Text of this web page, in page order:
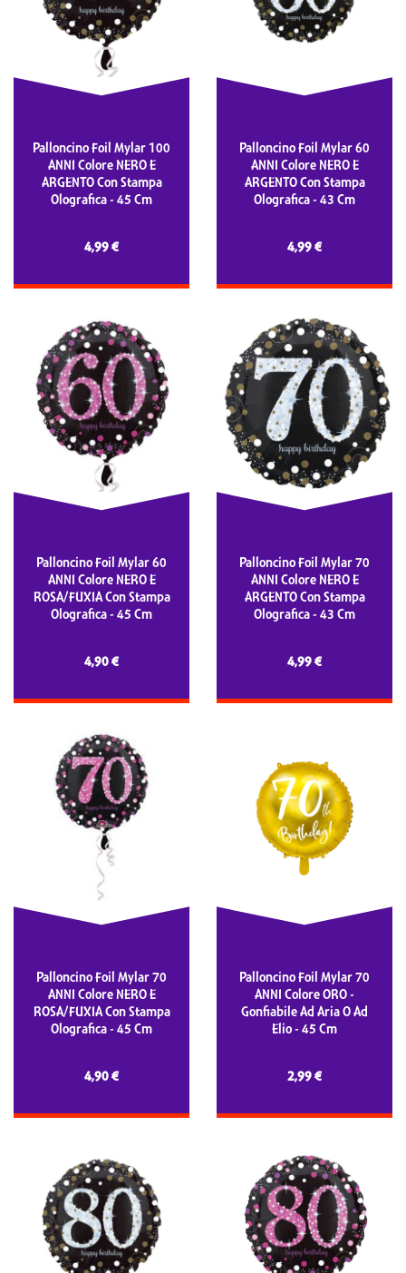
Palloncino Foil Mylar 100
ANNI Colore NERO E
ARGENTO Con Stampa
Olografica - 45 Cm
4,99 €
Palloncino Foil Mylar 60
ANNI Colore NERO E
ARGENTO Con Stampa
Olografica - 43 Cm
4,99 €
Palloncino Foil Mylar 60
ANNI Colore NERO E
ROSA/FUXIA Con Stampa
Olografica - 45 Cm
4,90 €
Palloncino Foil Mylar 70
ANNI Colore NERO E
ARGENTO Con Stampa
Olografica - 43 Cm
4,99 €
Palloncino Foil Mylar 70
ANNI Colore NERO E
ROSA/FUXIA Con Stampa
Olografica - 45 Cm
4,90 €
Palloncino Foil Mylar 70
ANNI Colore ORO -
Gonfiabile Ad Aria O Ad
Elio - 45 Cm
2,99 €